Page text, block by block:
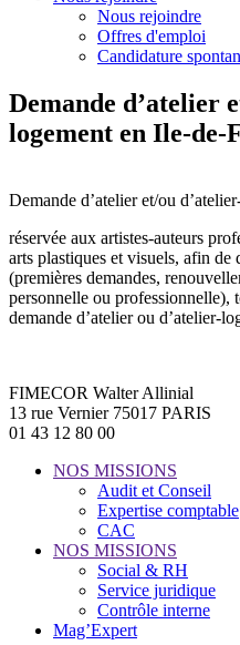
Nous rejoindre
Offres d'emploi
Candidature
Demande d’atelier
logement en Ile-de-
Demande d’atelier et/ou
réservée aux artistes-auteurs
arts plastiques et visuels, afin de
(premières demandes,
personnelle ou professionnelle),
demande d’atelier ou d’atelier-
FIMECOR Walter Allinial
13 rue Vernier 75017 PARIS
01 43 12 80 00
NOS MISSIONS
Audit et Conseil
Expertise comptable
CAC
NOS MISSIONS
Social & RH
Service juridique
Contrôle interne
Mag’Expert